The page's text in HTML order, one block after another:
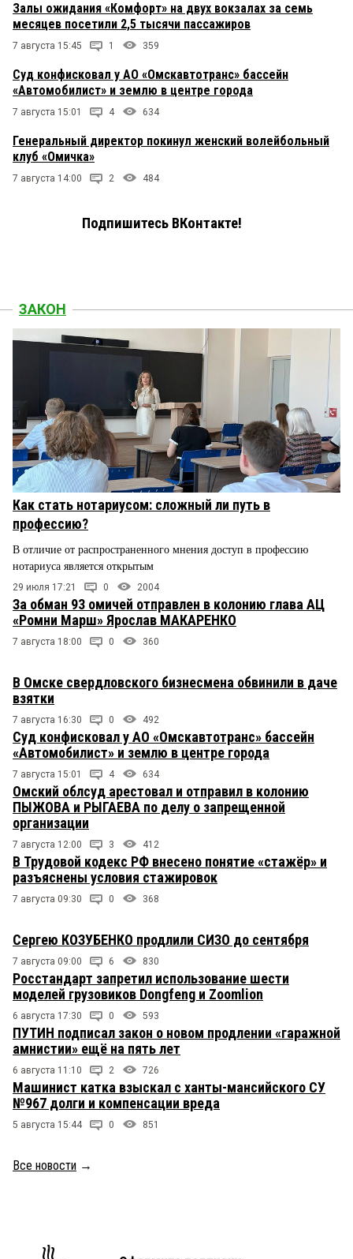
Залы ожидания «Комфорт» на двух вокзалах за семь
месяцев посетили 2,5 тысячи пассажиров
7 августа 15:45 1 359
Суд конфисковал у АО «Омскавтотранс» бассейн
«Автомобилист» и землю в центре города
7 августа 15:01 4 634
Генеральный директор покинул женский волейбольный
клуб «Омичка»
7 августа 14:00 2 484
Подпишитесь ВКонтакте!
ЗАКОН
Как стать нотариусом: сложный ли путь в
профессию?
В отличие от распространенного мнения доступ в профессию
нотариуса является открытым
29 июля 17:21 0 2004
За обман 93 омичей отправлен в колонию глава АЦ
«Ромни Марш» Ярослав МАКАРЕНКО
7 августа 18:00 0 360
В Омске свердловского бизнесмена обвинили в даче
взятки
7 августа 16:30 0 492
Суд конфисковал у АО «Омскавтотранс» бассейн
«Автомобилист» и землю в центре города
7 августа 15:01 4 634
Омский облсуд арестовал и отправил в колонию
ПЫЖОВА и РЫГАЕВА по делу о запрещенной
организации
7 августа 12:00 3 412
В Трудовой кодекс РФ внесено понятие «стажёр» и
разъяснены условия стажировок
7 августа 09:30 0 368
Сергею КОЗУБЕНКО продлили СИЗО до сентября
7 августа 09:00 6 830
Росстандарт запретил использование шести
моделей грузовиков Dongfeng и Zoomlion
6 августа 17:30 0 593
ПУТИН подписал закон о новом продлении «гаражной
амнистии» ещё на пять лет
6 августа 11:10 2 726
Машинист катка взыскал с ханты-мансийского СУ
№967 долги и компенсации вреда
5 августа 15:44 0 851
Все новости →